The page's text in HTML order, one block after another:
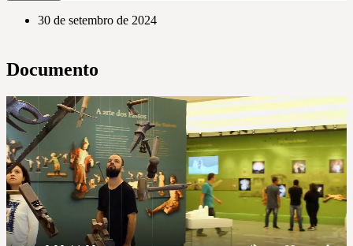
30 de setembro de 2024
Documento